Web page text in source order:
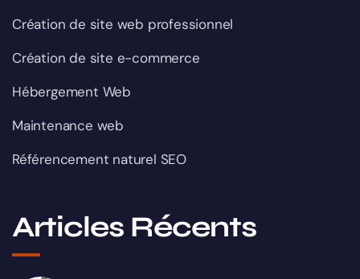
Création de site web professionnel
Création de site e-commerce
Hébergement Web
Maintenance web
Référencement naturel SEO
Articles Récents